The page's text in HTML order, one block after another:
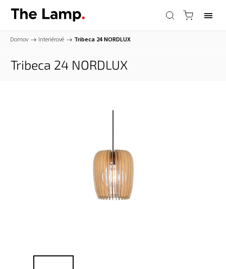
Domov / Interiérové / Tribeca 24NORDLUX
Tribeca 24 NORDLUX